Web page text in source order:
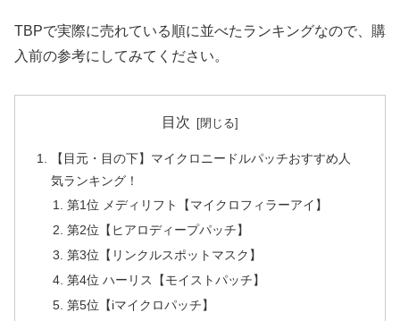
TBPで実際に売れている順に並べたランキングなので、購
入前の参考にしてみてください。
目次
【目元・目の下】マイクロニードルパッチおすすめ人
気ランキング！
第1位 メディリフト【マイクロフィラーアイ】
第2位【ヒアロディープパッチ】
第3位【リンクルスポットマスク】
第4位 ハーリス【モイストパッチ】
第5位【iマイクロパッチ】